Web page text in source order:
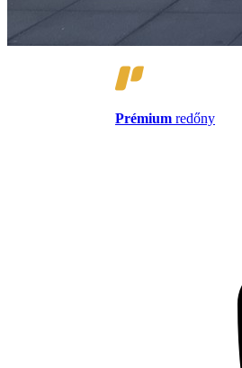
Prémium redőny